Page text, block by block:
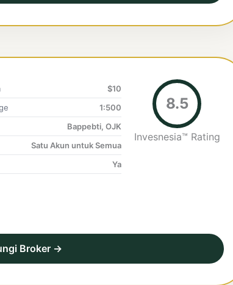
$10
1:500
Bappebti, OJK
Satu Akun untuk Semua
Ya
8.5
Invesnesia™ Rating
Broker →